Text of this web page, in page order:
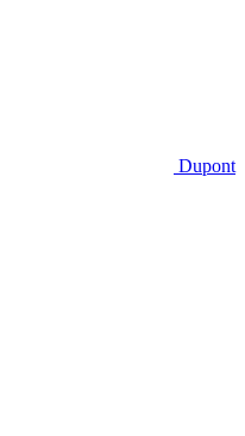
Dupont